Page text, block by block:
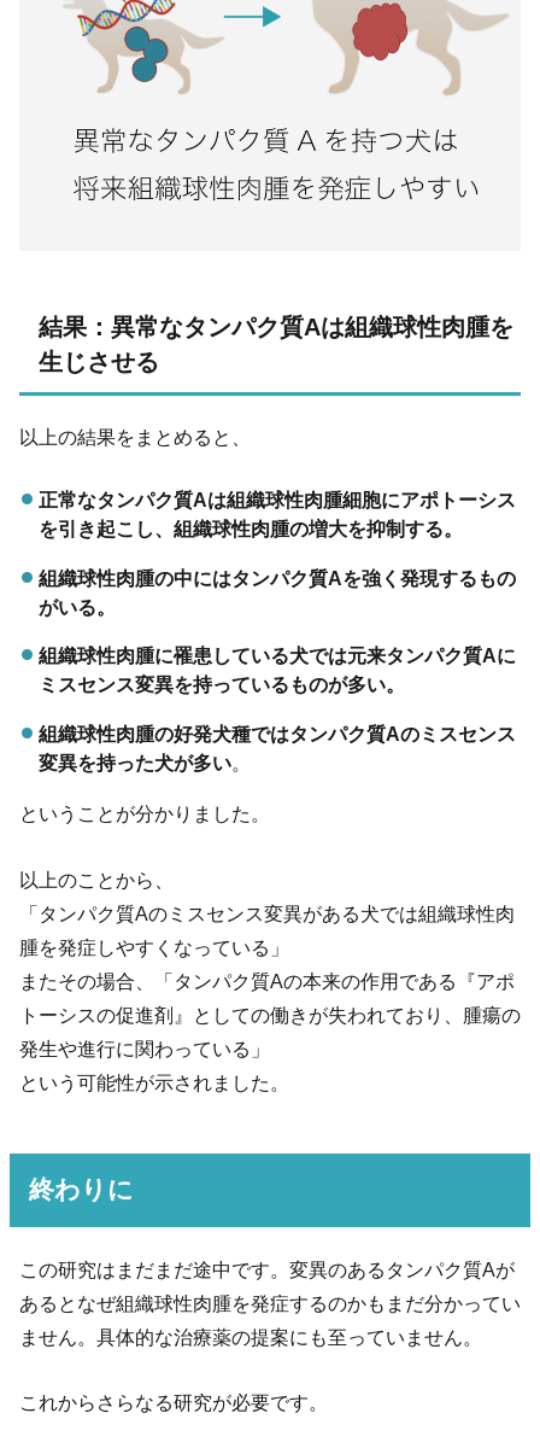
結果：異常なタンパク質Aは組織球性肉腫を
生じさせる
以上の結果をまとめると、
正常なタンパク質Aは組織球性肉腫細胞にアポトーシス
を引き起こし、組織球性肉腫の増大を抑制する。
組織球性肉腫の中にはタンパク質Aを強く発現するもの
がいる。
組織球性肉腫に罹患している犬では元来タンパク質Aに
ミスセンス変異を持っているものが多い。
組織球性肉腫の好発犬種ではタンパク質Aのミスセンス
変異を持った犬が多い。
ということが分かりました。
以上のことから、
「タンパク質Aのミスセンス変異がある犬では組織球性肉
腫を発症しやすくなっている」
またその場合、「タンパク質Aの本来の作用である『アポ
トーシスの促進剤』としての働きが失われており、腫瘍の
発生や進行に関わっている」
という可能性が示されました。
終わりに
この研究はまだまだ途中です。変異のあるタンパク質Aが
あるとなぜ組織球性肉腫を発症するのかもまだ分かってい
ません。具体的な治療薬の提案にも至っていません。
これからさらなる研究が必要です。